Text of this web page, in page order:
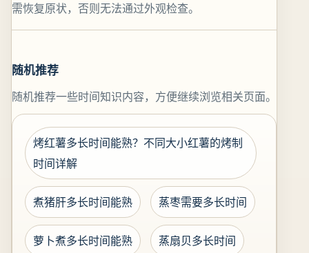
需恢复原状，否则无法通过外观检查。
随机推荐
随机推荐一些时间知识内容，方便继续浏览相关页面。
烤红薯多长时间能熟？不同大小红薯的烤制
时间详解
煮猪肝多长时间能熟 蒸枣需要多长时间
萝卜煮多长时间能熟 蒸扇贝多长时间